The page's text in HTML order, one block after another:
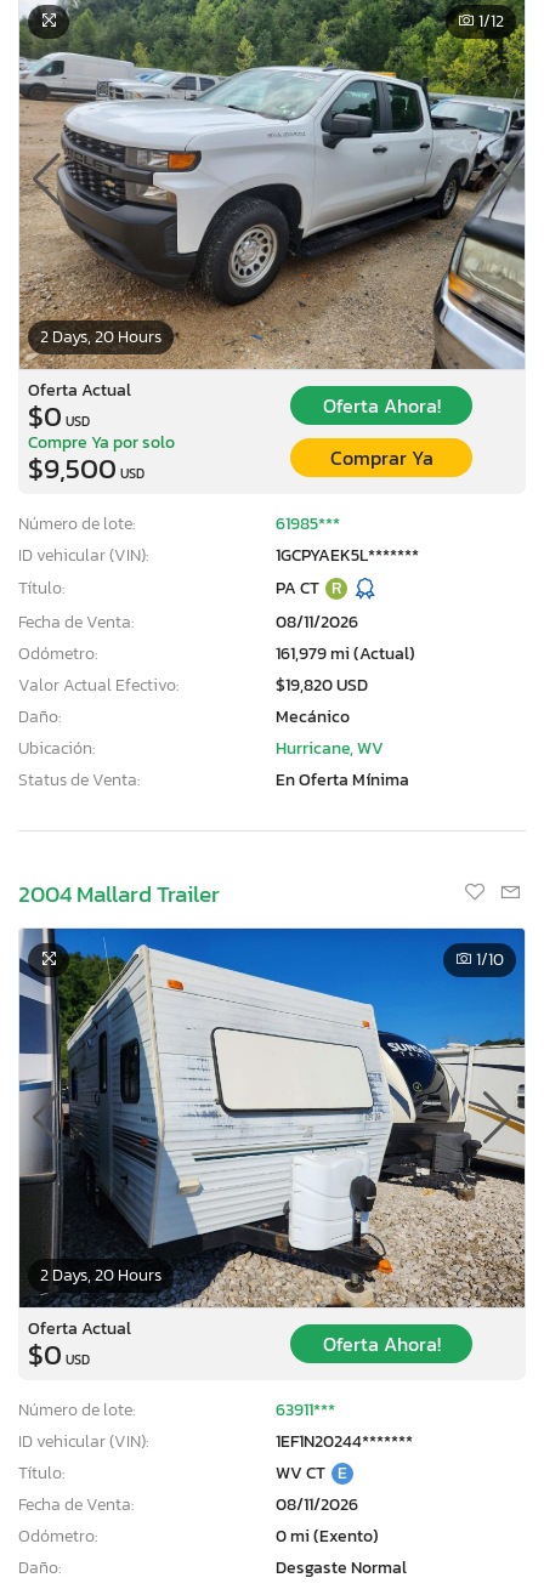
2 Days, 20 Hours
1/12
Oferta Actual
$0 USD
Oferta Ahora!
Compre Ya por solo
$9,500 USD
Comprar Ya
Número de lote:
61985***
ID vehicular (VIN):
1GCPYAEK5L*******
Título:
PA CT R
Fecha de Venta:
08/11/2026
Odómetro:
161,979 mi (Actual)
Valor Actual Efectivo:
$19,820 USD
Daño:
Mecánico
Ubicación:
Hurricane, WV
Status de Venta:
En Oferta Mínima
2004 Mallard Trailer
2 Days, 20 Hours
1/10
Oferta Actual
$0 USD
Oferta Ahora!
Número de lote:
63911***
ID vehicular (VIN):
1EF1N20244*******
Título:
WV CT E
Fecha de Venta:
08/11/2026
Odómetro:
0 mi (Exento)
Daño:
Desgaste Normal